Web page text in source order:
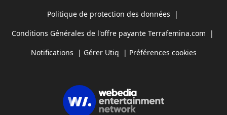
Politique de protection des données |
Conditions Générales de l'offre payante Terrafemina.com |
Notifications | Gérer Utiq | Préférences cookies